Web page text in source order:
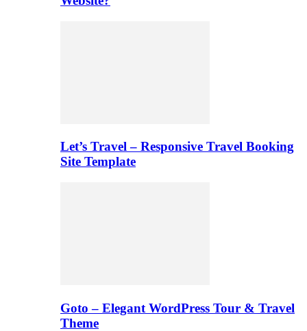
Let’s Travel – Responsive Travel Booking
Site Template
Goto – Elegant WordPress Tour & Travel
Theme